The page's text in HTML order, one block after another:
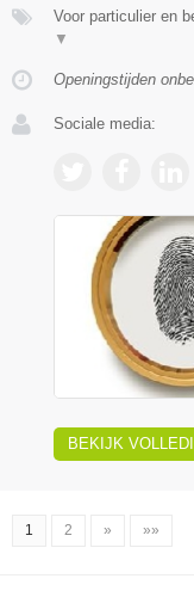
Voor particulier en
▼
Openingstijden
Sociale media:
BEKIJK
1 2 » »»